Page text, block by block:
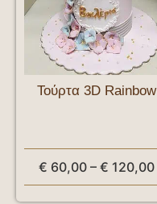
Τούρτα 3D Rainbow
€ 60,00 – € 120,00